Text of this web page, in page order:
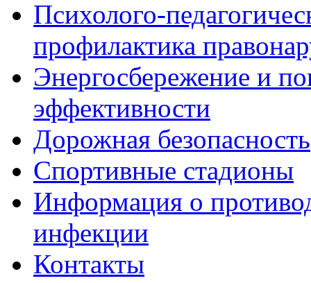
Психолого-
профилактика
Энергосбережение и
эффективности
Дорожная безопасность
Спортивные стадионы
Информация о
инфекции
Контакты